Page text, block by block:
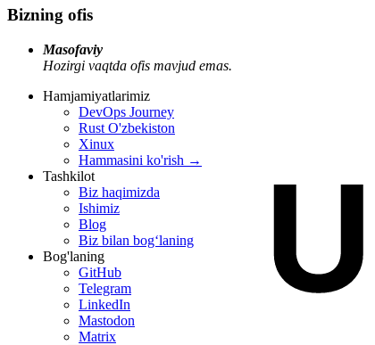
Bizning ofis
Masofaviy
Hozirgi vaqtda ofis mavjud emas.
Hamjamiyatlarimiz
DevOps Journey
Rust O'zbekiston
Xinux
Hammasini ko'rish →
Tashkilot
Biz haqimizda
Ishimiz
Blog
Biz bilan bogʻlaning
Bog'laning
GitHub
Telegram
LinkedIn
Mastodon
Matrix